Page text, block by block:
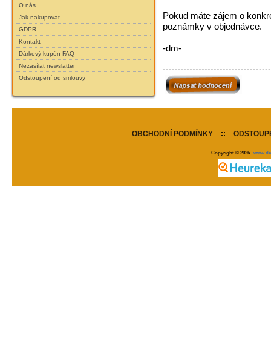
O nás
Jak nakupovat
GDPR
Kontakt
Dárkový kupón FAQ
Nezasílat newslatter
Odstoupení od smlouvy
Pokud máte zájem o
poznámky v objednávce.
-dm-
OBCHODNÍ PODMÍNKY ::
Copyright © 2026